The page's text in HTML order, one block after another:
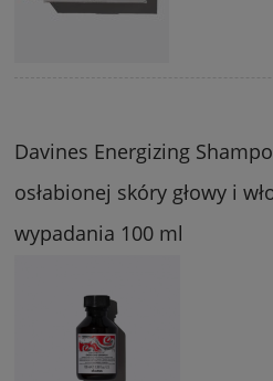
Davines Energizing
osłabionej skóry głowy i
wypadania 100 ml